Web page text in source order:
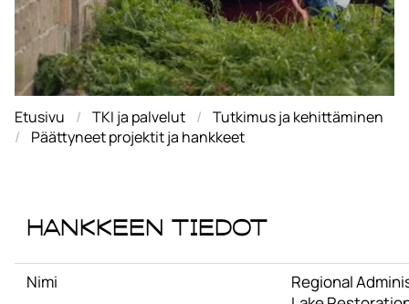
Etusivu TKI ja palvelut
Tutkimus ja kehittäminen
Päättyneet projektit ja hankkeet
Hankkeen tiedot
Nimi
Regional